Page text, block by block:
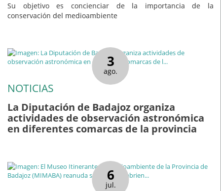
Su objetivo es concienciar de la importancia de la
conservación del medioambiente
3
ago.
NOTICIAS
La Diputación de Badajoz organiza
actividades de observación astronómica
en diferentes comarcas de la provincia
6
jul.